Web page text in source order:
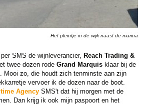
Het pleintje in de wijk naast de marina
SMS de wijnleverancier, Reach Trading &
twee dozen rode Grand Marquisklaar bij de
Mooi zo, die houdt zich tenminste aan zijn
vervoer ik de dozen naar de boot.
AgencySMS't dat hij morgen met de
Dan krijg ik ook mijn paspoort en het